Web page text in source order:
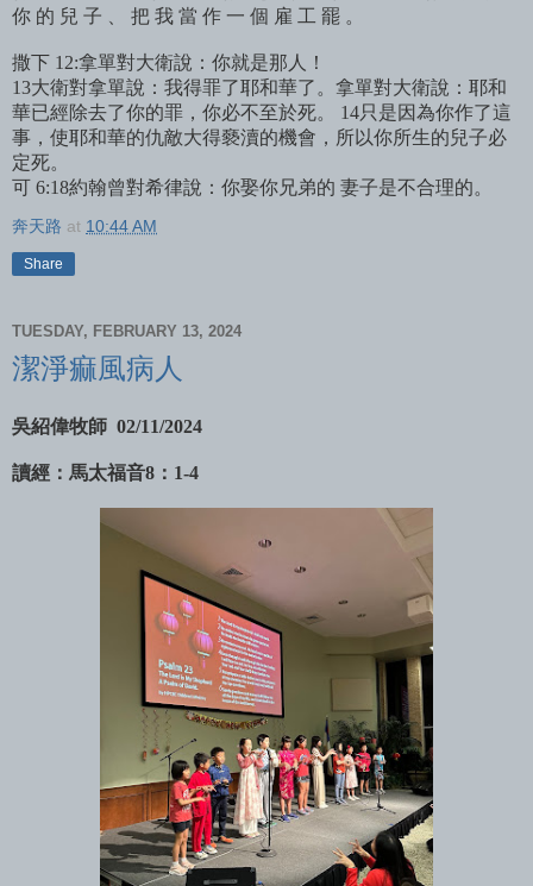
你 的 兒 子 、 把 我 當 作 一 個 雇 工 罷 。
撒下 12:拿單對大衛說：你就是那人！
13大衛對拿單說：我得罪了耶和華了。拿單對大衛說：耶和
華已經除去了你的罪，你必不至於死。 14只是因為你作了這
事，使耶和華的仇敵大得褻瀆的機會，所以你所生的兒子必
定死。
可 6:18約翰曾對希律說：你娶你兄弟的 妻子是不合理的。
奔天路 at 10:44 AM
Share
TUESDAY, FEBRUARY 13, 2024
潔淨痲風病人
吳紹偉牧師 02/11/2024
讀經：馬太福音8：1-4